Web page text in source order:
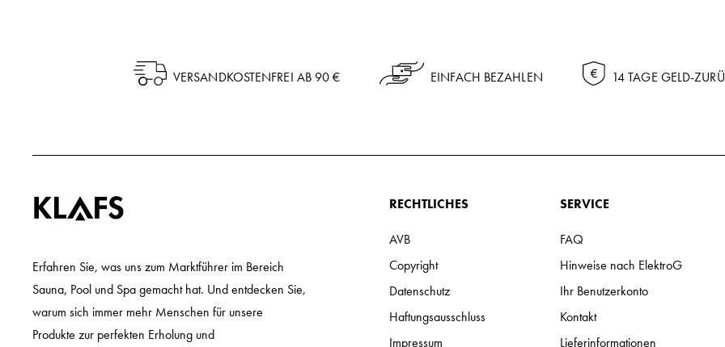
VERSANDKOSTENFREI AB 90 € EINFACH BEZAHLEN 14 TAGE GELD-
Erfahren Sie, was uns zum Marktführer im Bereich
Sauna, Pool und Spa gemacht hat. Und entdecken Sie,
warum sich immer mehr Menschen für unsere
Produkte zur perfekten Erholung und
RECHTLICHES
AVB
Copyright
Datenschutz
Haftungsausschluss
Impressum
SERVICE
FAQ
Hinweise nach ElektroG
Ihr Benutzerkonto
Kontakt
Lieferinformationen